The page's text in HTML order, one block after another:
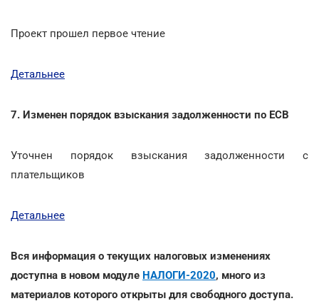
Проект прошел первое чтение
Детальнее
7. Изменен порядок взыскания задолженности по ЕСВ
Уточнен порядок взыскания задолженности с
плательщиков
Детальнее
Вся информация о текущих налоговых изменениях
доступна в новом модуле НАЛОГИ-2020, много из
материалов которого открыты для свободного доступа.